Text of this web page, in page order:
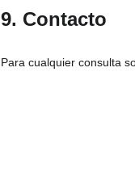
9. Contacto
Para cualquier consulta